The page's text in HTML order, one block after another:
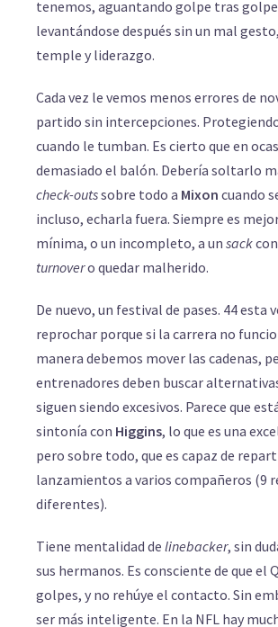
tenemos, aguantando golpe tras
levantándose después sin un mal
temple y liderazgo.
Cada vez le vemos menos errores de
partido sin intercepciones.
cuando le tumban. Es cierto que en
demasiado el balón. Debería soltarlo
check-outssobre todo a Mixon cuando
incluso, echarla fuera. Siempre es
mínima, o un incompleto, a un sack
turnovero quedar malherido.
De nuevo, un festival de pases. 44 esta
reprochar porque si la carrera no
manera debemos mover las cadenas,
entrenadores deben buscar
siguen siendo excesivos. Parece que
sintonía con Higgins, lo que es una
pero sobre todo, que es capaz de
lanzamientos a varios compañeros (9
diferentes).
Tiene mentalidad de linebacker, sin
sus hermanos. Es consciente de que el
golpes, y no rehúye el contacto. Sin
ser más inteligente. En la NFL hay